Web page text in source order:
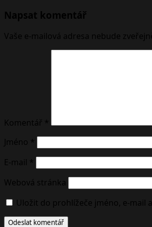
Napsat komentář
Vaše e-mailová adresa nebude
Komentář *
Jméno *
E-mail *
Webová stránka
Uložit do prohlížeče jméno, e-